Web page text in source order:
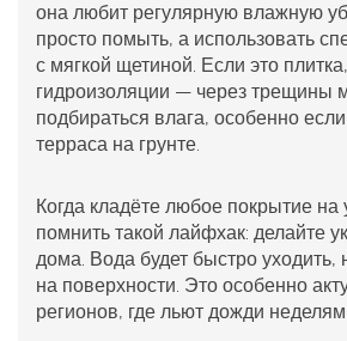
она любит регулярную влажную
просто помыть, а использовать
с мягкой щетиной. Если это
гидроизоляции — через трещины
подбираться влага, особенно
терраса на грунте.
Когда кладёте любое покрытие
помнить такой лайфхак: делайте
дома. Вода будет быстро уходить,
на поверхности. Это особенно
регионов, где льют дожди